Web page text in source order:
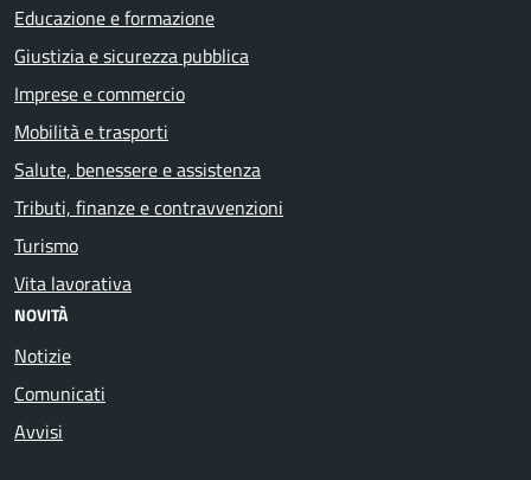
Educazione e formazione
Giustizia e sicurezza pubblica
Imprese e commercio
Mobilità e trasporti
Salute, benessere e assistenza
Tributi, finanze e contravvenzioni
Turismo
Vita lavorativa
NOVITÀ
Notizie
Comunicati
Avvisi